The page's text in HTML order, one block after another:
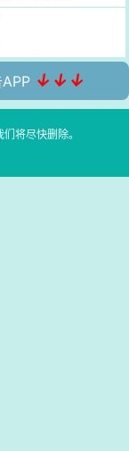
↓↓↓
将尽快删除。